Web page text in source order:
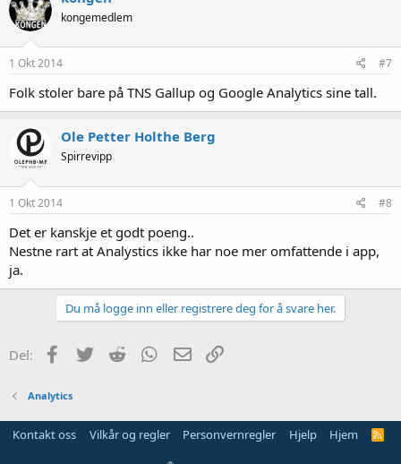
kongemedlem
1 Okt 2014 #7
Folk stoler bare på TNS Gallup og Google Analytics sine tall.
Ole Petter Holthe Berg
Spirrevipp
1 Okt 2014 #8
Det er kanskje et godt poeng..
Nestne rart at Analystics ikke har noe mer omfattende i app,
ja.
Du må logge inn eller registrere deg for å svare her.
Del: Facebook
Twitter Reddit WhatsApp
E-post
Analytics
Kontakt oss Vilkår og regler Personvernregler Hjelp Hjem
R